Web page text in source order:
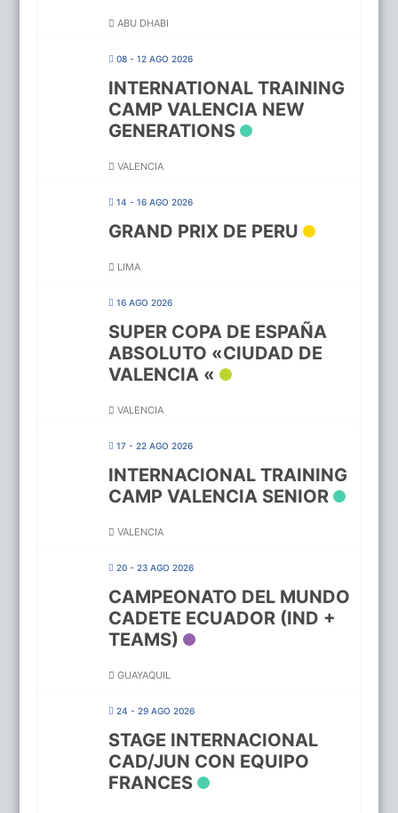
ABU DHABI
08 - 12 AGO 2026
INTERNATIONAL TRAINING
CAMP VALENCIA NEW
GENERATIONS
VALENCIA
14 - 16 AGO 2026
GRAND PRIX DE PERU
LIMA
16 AGO 2026
SUPER COPA DE ESPAÑA
ABSOLUTO «CIUDAD DE
VALENCIA «
VALENCIA
17 - 22 AGO 2026
INTERNACIONAL TRAINING
CAMP VALENCIA SENIOR
VALENCIA
20 - 23 AGO 2026
CAMPEONATO DEL MUNDO
CADETE ECUADOR (IND +
TEAMS)
GUAYAQUIL
24 - 29 AGO 2026
STAGE INTERNACIONAL
CAD/JUN CON EQUIPO
FRANCES